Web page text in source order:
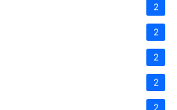
2
2
2
2
2